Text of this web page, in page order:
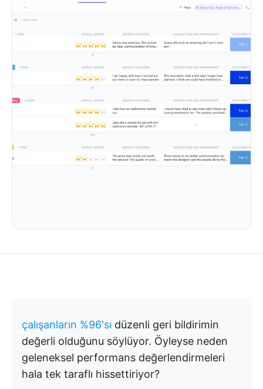
çalışanların %96'sı düzenli geri bildirimin
değerli olduğunu söylüyor. Öyleyse neden
geleneksel performans değerlendirmeleri
hala tek taraflı hissettiriyor?